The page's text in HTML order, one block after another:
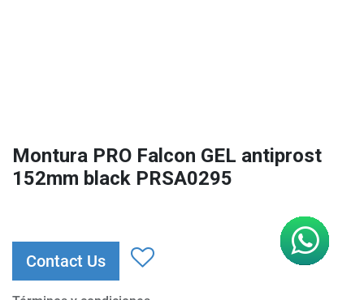
Montura PRO Falcon GEL antiprost
152mm black PRSA0295
Contact Us